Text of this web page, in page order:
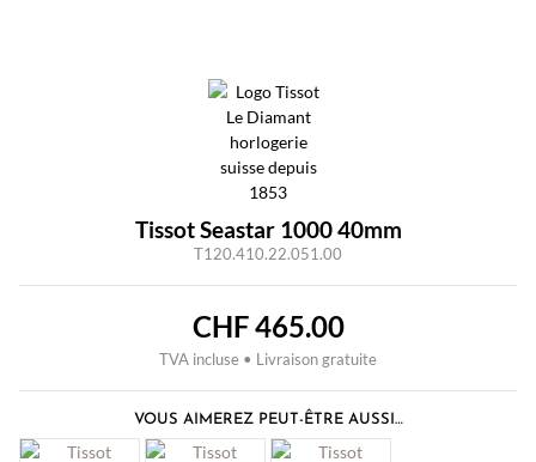
Tissot Seastar 1000 40mm
T120.410.22.051.00
CHF465.00
TVA incluse • Livraison gratuite
VOUS AIMEREZ PEUT-ÊTRE AUSSI…